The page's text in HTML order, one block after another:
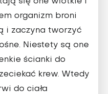
się one wiotkie i
organizm broni
i zaczyna tworzyć
Niestety są one
ścianki do
krew. Wtedy
do ciała